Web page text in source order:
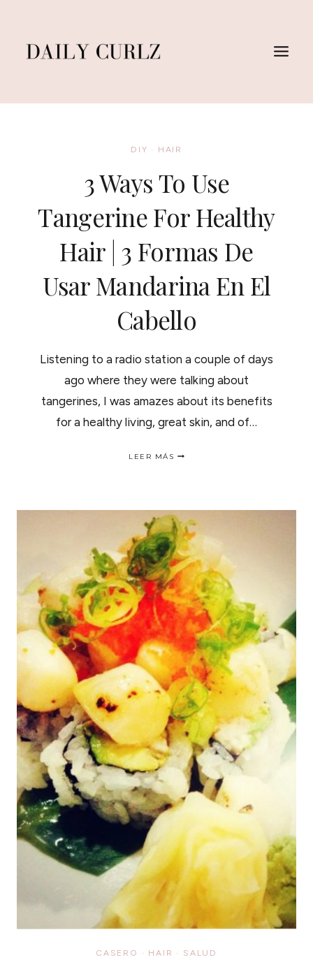
Contenido
DIY · HAIR
3 Ways To Use
Tangerine For Healthy
Hair | 3 Formas De
Usar Mandarina En El
Cabello
Listening to a radio station a couple of days
ago where they were talking about
tangerines, I was amazes about its benefits
for a healthy living, great skin, and of…
LEER MÁS
FOR
HEALTHY
HAIR
|
3
FORMAS
DE
USAR
MANDARINA
EL
CABELLO
CASERO · HAIR · SALUD